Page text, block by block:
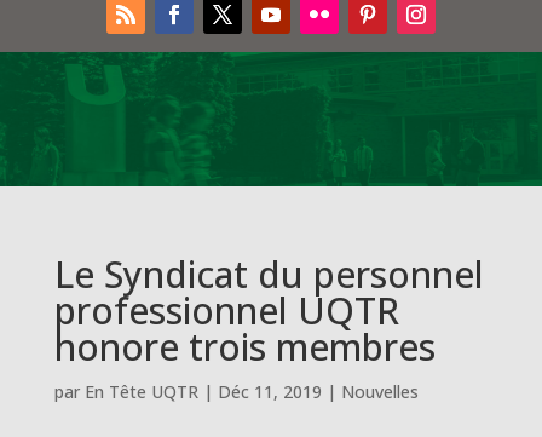
Le Syndicat du personnel
professionnel UQTR
honore trois membres
par En Tête UQTR| Déc 11, 2019 | Nouvelles